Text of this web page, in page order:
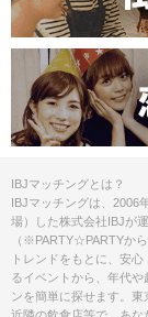
IBJマッチングとは？
IBJマッチングは、2006
場）した株式会社IBJが
（※PARTY☆PARTYか
トレンドをもとに、安
るイベントから、年代
ンを簡単に探せます。
近隣の飲食店等で、あな